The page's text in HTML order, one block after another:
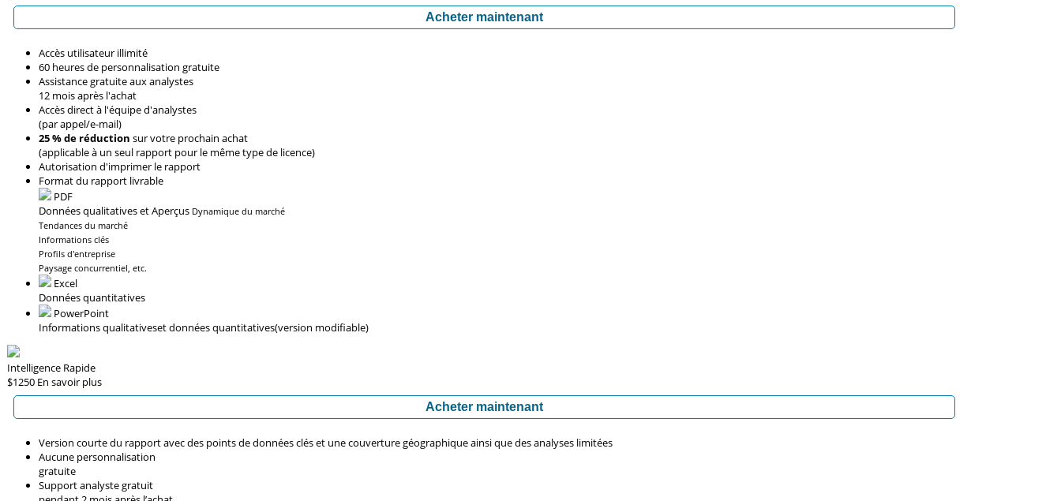
Acheter maintenant
Accès utilisateur illimité
60 heures de personnalisation gratuite
Assistance gratuite aux analystes
12 mois après l'achat
Accès direct à l'équipe d'analystes
(par appel/e-mail)
25 % de réduction sur votre prochain achat
(applicable à un seul rapport pour le même type de licence)
Autorisation d'imprimer le rapport
Format du rapport livrable
PDF
Données qualitatives et Aperçus Dynamique du marché
Tendances du marché
Informations clés
Profils d'entreprise
Paysage concurrentiel, etc.
Excel
Données quantitatives
PowerPoint
Informations qualitativeset données quantitatives(version modifiable)
Intelligence Rapide
$1250 En savoir plus
Acheter maintenant
Version courte du rapport avec des points de données clés et une couverture géographique ainsi que des analyses limitées
Aucune personnalisation
gratuite
Support analyste gratuit